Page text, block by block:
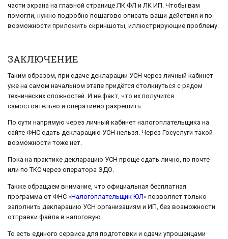
части экрана на главной странице ЛК ФЛ и ЛК ИП. Чтобы вам
помогли, нужно подробно пошагово описать ваши действия и по
возможности приложить скриншоты, иллюстрирующие проблему.
ЗАКЛЮЧЕНИЕ
Таким образом, при сдаче декларации УСН через личный кабинет
уже на самом начальном этапе придётся столкнуться с рядом
технических сложностей. И не факт, что их получится
самостоятельно и оперативно разрешить.
По сути напрямую через личный кабинет налогоплательщика на
сайте ФНС сдать декларацию УСН нельзя. Через Госуслуги такой
возможности тоже нет.
Пока на практике декларацию УСН проще сдать лично, по почте
или по ТКС через оператора ЭДО.
Также обращаем внимание, что официальная бесплатная
программа от ФНС «Налогоплательщик ЮЛ» позволяет только
заполнить декларацию УСН организациям и ИП, без возможности
отправки файла в налоговую.
То есть единого сервиса для подготовки и сдачи упрощенцами